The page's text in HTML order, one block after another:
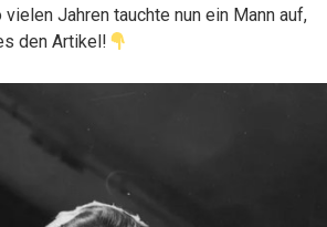
vielen Jahren tauchte nun ein Mann auf,
den Artikel!